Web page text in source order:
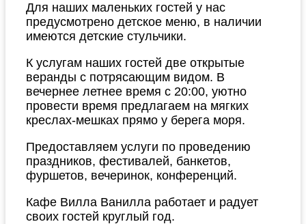
Для наших маленьких гостей у нас
предусмотрено детское меню, в наличии
имеются детские стульчики.
К услугам наших гостей две открытые
веранды с потрясающим видом. В
вечернее летнее время с 20:00, уютно
провести время предлагаем на мягких
креслах-мешках прямо у берега моря.
Предоставляем услуги по проведению
праздников, фестивалей, банкетов,
фуршетов, вечеринок, конференций.
Кафе Вилла Ванилла работает и радует
своих гостей круглый год.